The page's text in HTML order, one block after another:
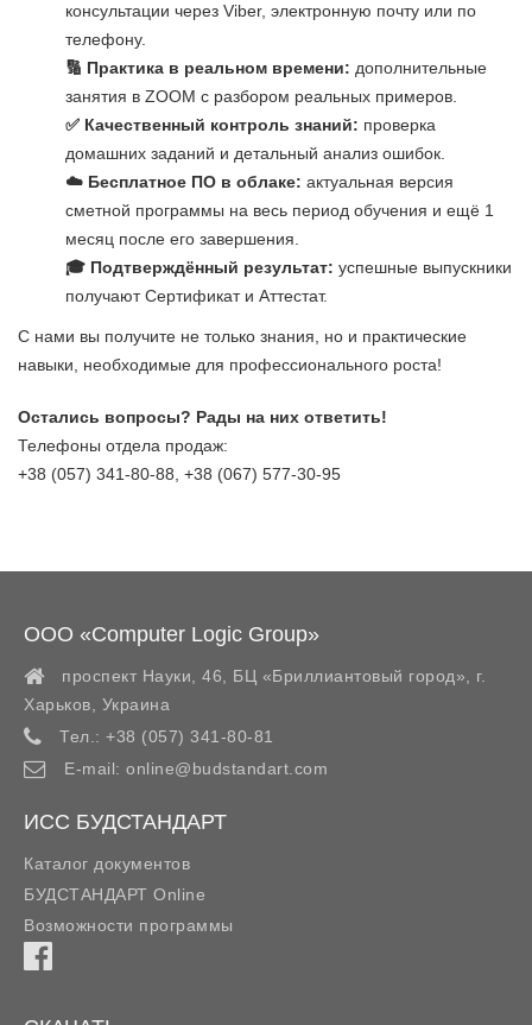
консультации через Viber, электронную почту или по
телефону.
🔢 Практика в реальном времени: дополнительные
занятия в ZOOM с разбором реальных примеров.
✅ Качественный контроль знаний: проверка
домашних заданий и детальный анализ ошибок.
☁️ Бесплатное ПО в облаке: актуальная версия
сметной программы на весь период обучения и ещё 1
месяц после его завершения.
🎓 Подтверждённый результат: успешные выпускники
получают Сертификат и Аттестат.
С нами вы получите не только знания, но и практические
навыки, необходимые для профессионального роста!
Остались вопросы? Рады на них ответить!
Телефоны отдела продаж:
+38 (057) 341-80-88, +38 (067) 577-30-95
ООО «Computer Logic Group»
проспект Науки, 46, БЦ «Бриллиантовый город»,
г.
Харьков
Украина
Тел.: +38 (057) 341-80-81
E-mail: online@budstandart.com
ИСС БУДСТАНДАРТ
Каталог документов
БУДСТАНДАРТ Online
Возможности программы